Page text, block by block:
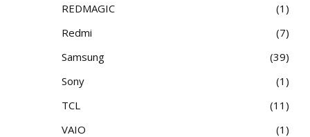
REDMAGIC
1
Redmi
7
Samsung
39
Sony
1
TCL
11
VAIO
1